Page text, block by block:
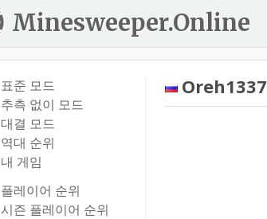
Minesweeper.Online
표준 모드
추측 없이 모드
대결 모드
역대 순위
내 게임
플레이어 순위
시즌 플레이어 순위
Oreh1337